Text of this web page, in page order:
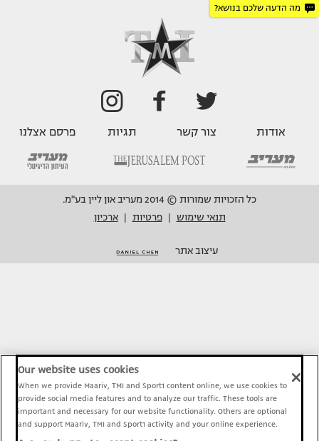
מה הדעה שלכם בנושא?
אודות צור קשר תגיות פרסם אצלנו
כל הזכויות שמורות © 2014 מעריב און ליין בע"מ.
תנאי שימוש
פרטיות ארכיון
עיצוב אתר
Our website uses cookies
When we provide Maariv, TMI and Sport1 content online, we use cookies to
provide social media features and to analyze our traffic. These tools are
important and necessary for our website functionality. Others are optional
and support Maariv, TMI and Sport1 activity and your online experience.